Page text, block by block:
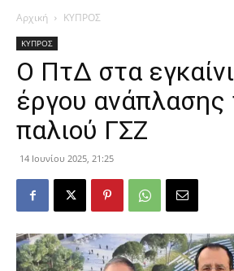
Αρχική ΚΥΠΡΟΣ
ΚΥΠΡΟΣ
Ο ΠτΔ στα
έργου ανάπλασης
παλιού ΓΣΖ
14 Ιουνίου 2025, 21:25